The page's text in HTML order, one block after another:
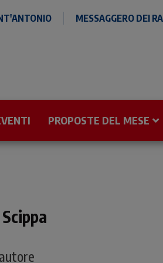
MESSAGGERO DEI
PROPOSTE DEL MESE